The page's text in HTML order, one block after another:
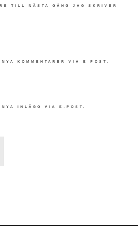
TILL NÄSTA GÅNG JAG SKRIVER
KOMMENTARER VIA E-POST.
NYA INLÄGG VIA E-POST.